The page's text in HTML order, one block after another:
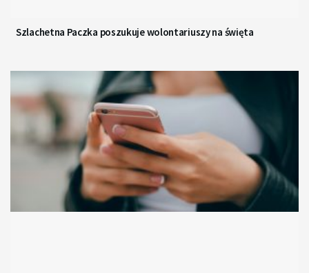
Szlachetna Paczka poszukuje wolontariuszy na święta